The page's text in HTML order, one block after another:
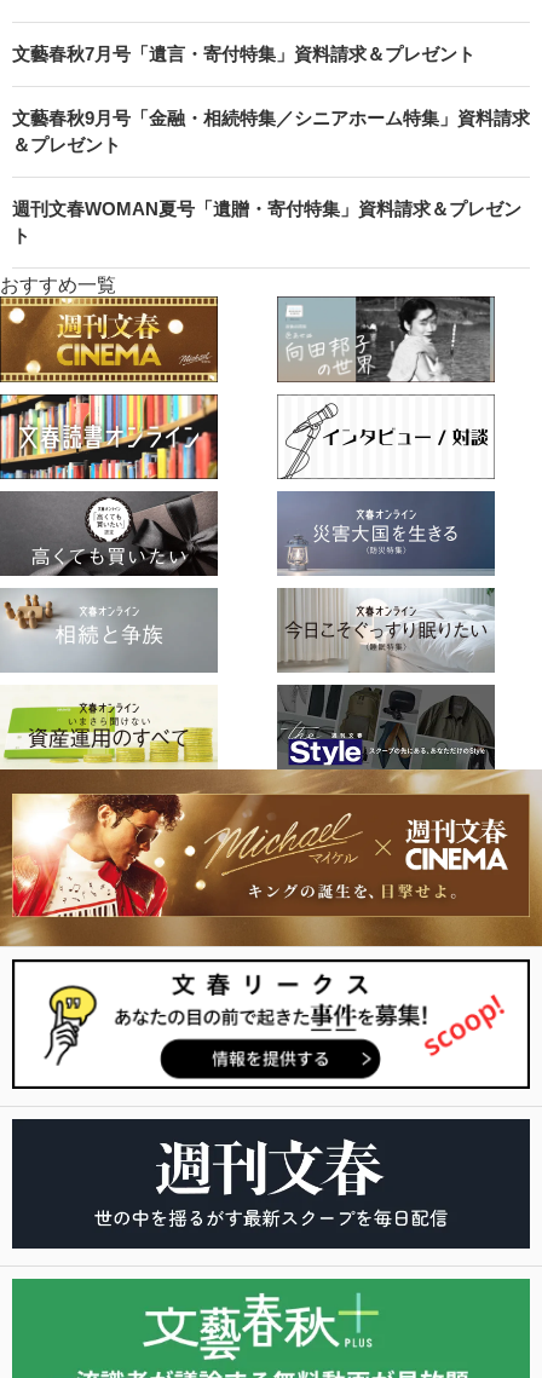
文藝春秋7月号「遺言・寄付特集」資料請求＆プレゼント
文藝春秋9月号「金融・相続特集／シニアホーム特集」資料請求
＆プレゼント
週刊文春WOMAN夏号「遺贈・寄付特集」資料請求＆プレゼン
ト
おすすめ一覧